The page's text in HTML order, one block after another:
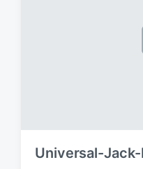
Universal-